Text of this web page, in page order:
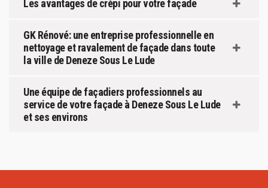
Les avantages de crépi pour votre façade
GK Rénové: une entreprise professionnelle en
nettoyage et ravalement de façade dans toute
la ville de Deneze Sous Le Lude
Une équipe de façadiers professionnels au
service de votre façade à Deneze Sous Le Lude
et ses environs